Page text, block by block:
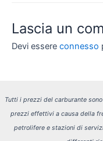
Lascia un
Devi essere connesso
Tutti i prezzi del carburante
prezzi effettivi a causa della
petrolifere e stazioni di